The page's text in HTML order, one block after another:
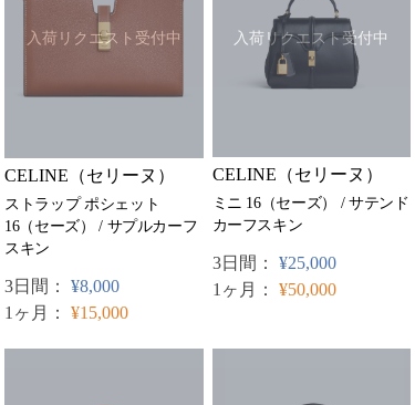
入荷リクエスト受付中
CELINE（セリーヌ）
ストラップ ポシェット
16（セーズ） / サプルカーフ
スキン
3日間： ¥8,000
1ヶ月： ¥15,000
入荷リクエスト受付中
CELINE（セリーヌ）
ミニ 16（セーズ） / サテンド
カーフスキン
3日間： ¥25,000
1ヶ月： ¥50,000